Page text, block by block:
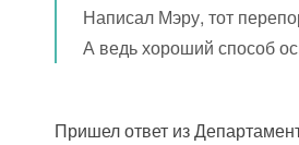
Написал Мэру, тот
А ведь хороший способ
Пришел ответ из